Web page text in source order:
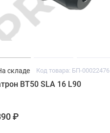
складе Код товара: БП-00022476
BT50 SLA 16 L90
₽